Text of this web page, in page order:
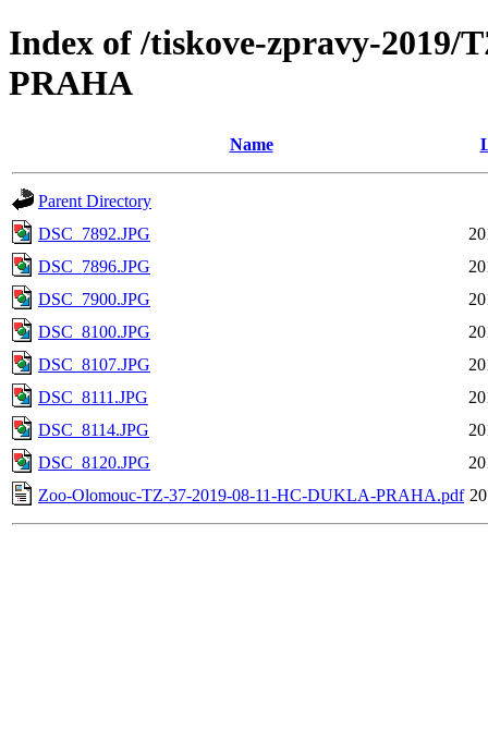
Index of /tiskove-zpravy-2019/
PRAHA
Name
Parent Directory
DSC_7892.JPG
DSC_7896.JPG
DSC_7900.JPG
DSC_8100.JPG
DSC_8107.JPG
DSC_8111.JPG
DSC_8114.JPG
DSC_8120.JPG
Zoo-Olomouc-TZ-37-2019-08-11-HC-DUKLA-PRAHA.pdf